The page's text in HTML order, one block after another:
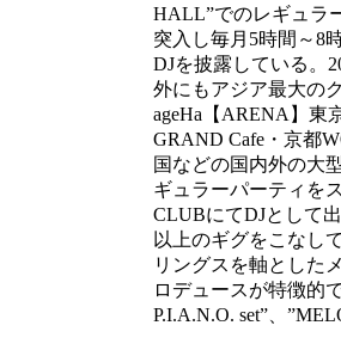
HALL”でのレギュラ
突入し毎月5時間～8
DJを披露している。
外にもアジア最大の
ageHa【ARENA】東
GRAND Cafe・京都
国などの国内外の大
ギュラーパーティを
CLUBにてDJとして
以上のギグをこなし
リングスを軸とした
ロデュースが特徴的
P.I.A.N.O. set”、